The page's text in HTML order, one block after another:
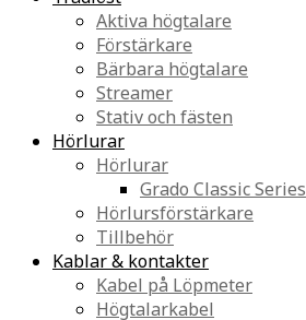
Aktiva högtalare
Förstärkare
Bärbara högtalare
Streamer
Stativ och fästen
Hörlurar
Hörlurar
Grado Classic Series
Hörlursförstärkare
Tillbehör
Kablar & kontakter
Kabel på Löpmeter
Högtalarkabel